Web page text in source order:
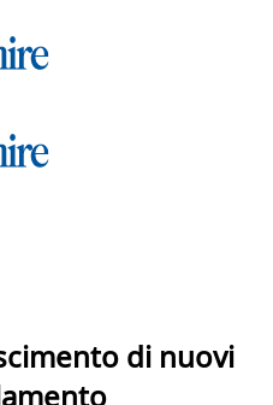
di nuovi